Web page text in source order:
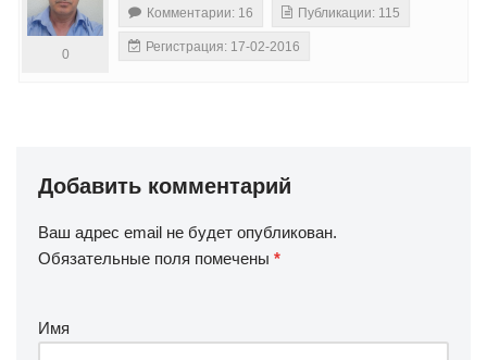
0
Комментарии: 16 Публикации: 115
Регистрация: 17-02-2016
Добавить комментарий
Ваш адрес email не будет опубликован.
Обязательные поля помечены *
Имя